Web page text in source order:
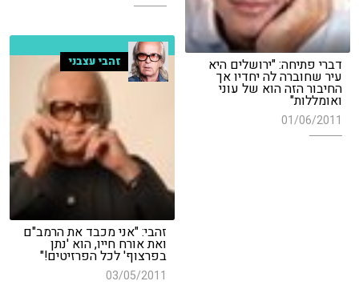
דברי פתיחה: "ירושלים היא
עיר שחוברה לה יחדיו אך
החיבור הזה הוא של עוני
ואומללות"
01/06/2011
זהבי עצבני
זהבי: "אני מכבד את הרמב"ם
ואת אורח חייו, הוא 'נתן
בפרצוף' לכל הפרזיטים!"
03/05/2011